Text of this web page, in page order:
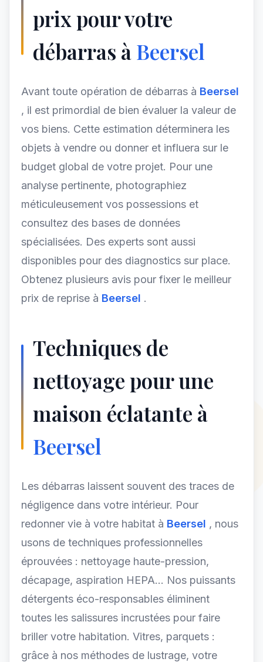
prix pour votre
débarras àBeersel
Avant toute opération de débarras à Beersel
, il est primordial de bien évaluer la valeur de
vos biens. Cette estimation déterminera les
objets à vendre ou donner et influera sur le
budget global de votre projet. Pour une
analyse pertinente, photographiez
méticuleusement vos possessions et
consultez des bases de données
spécialisées. Des experts sont aussi
disponibles pour des diagnostics sur place.
Obtenez plusieurs avis pour fixer le meilleur
prix de reprise à Beersel .
Techniques de
nettoyage pour une
maison éclatante à
Beersel
Les débarras laissent souvent des traces de
négligence dans votre intérieur. Pour
redonner vie à votre habitat à Beersel , nous
usons de techniques professionnelles
éprouvées : nettoyage haute-pression,
décapage, aspiration HEPA... Nos puissants
détergents éco-responsables éliminent
toutes les salissures incrustées pour faire
briller votre habitation. Vitres, parquets :
grâce à nos méthodes de lustrage, votre